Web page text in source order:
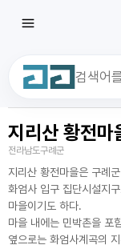
최근 검색어
지리산 황전마
전라남도구례군
지리산 황전마을은 구례
화엄사 입구 집단시설지
마을이기도 하다.
마을 내에는 민박촌을 포
옆으로는 화엄사계곡의